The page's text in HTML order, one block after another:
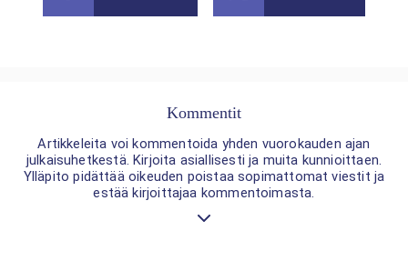
Kommentit
Artikkeleita voi kommentoida yhden vuorokauden ajan
julkaisuhetkestä. Kirjoita asiallisesti ja muita kunnioittaen.
Ylläpito pidättää oikeuden poistaa sopimattomat viestit ja
estää kirjoittajaa kommentoimasta.